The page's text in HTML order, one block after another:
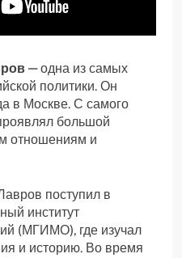
— одна из самых
политики. Он
в Москве. С самого
большой
отношениям и
поступил в
институт
(МГИМО), где изучал
и историю. Во время